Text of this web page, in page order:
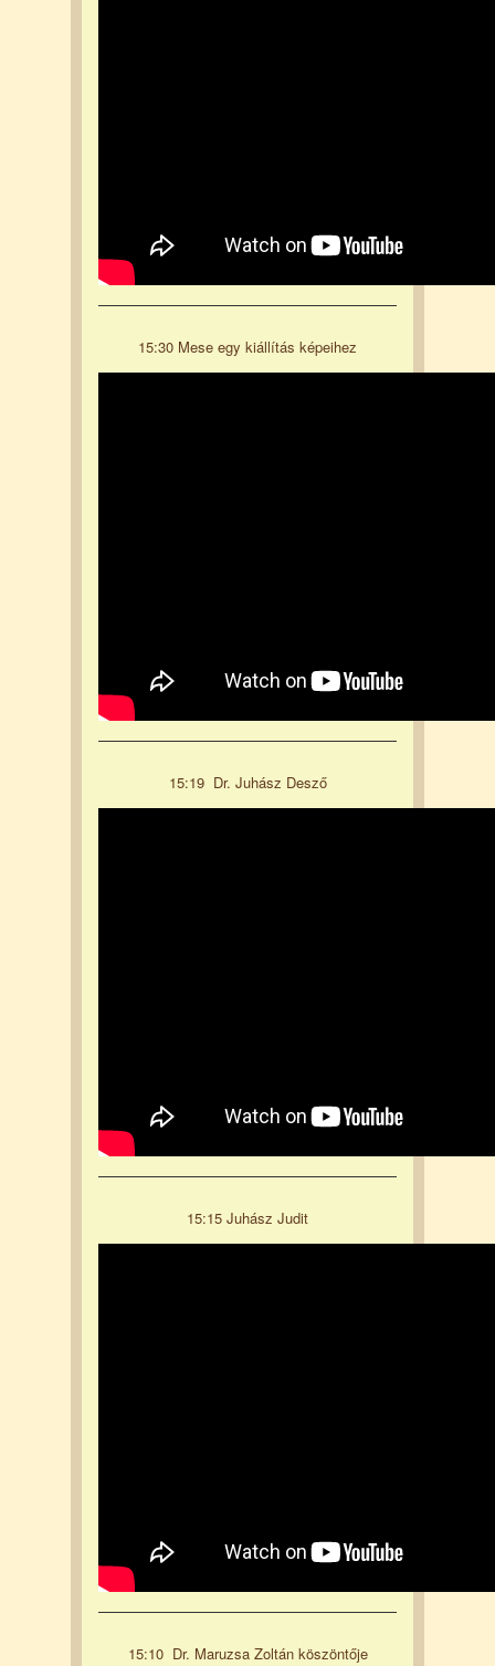
15:30 Mese egy kiállítás képeihez
15:19 Dr. Juhász Desző
15:15 Juhász Judit
15:10 Dr. Maruzsa Zoltán köszöntője